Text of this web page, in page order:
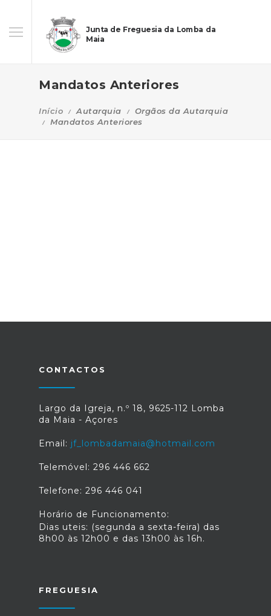
Junta de Freguesia da Lomba da
Maia
Mandatos Anteriores
Início Autarquia
Orgãos da Autarquia
Mandatos Anteriores
CONTACTOS
Largo da Igreja, n.º 18, 9625-112 Lomba
da Maia - Açores
Email: jf_lombadamaia@hotmail.com
Telemóvel: 296 446 662
Telefone: 296 446 041
Horário de Funcionamento:
Dias uteis: (segunda a sexta-feira) das
8h00 às 12h00 e das 13h00 às 16h.
FREGUESIA